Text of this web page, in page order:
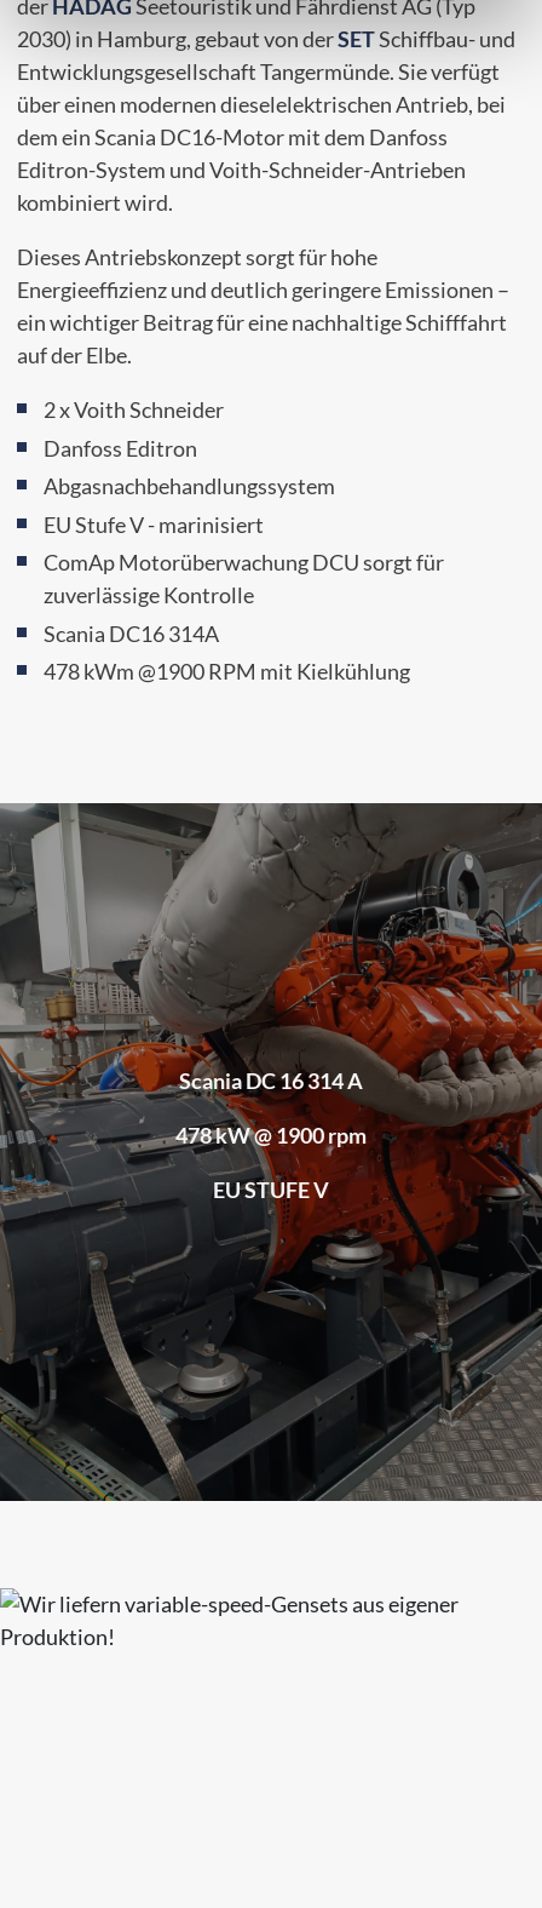
derHADAGSeetouristik und Fährdienst AG (Typ
2030) in Hamburg, gebaut von derSETSchiffbau- und
Entwicklungsgesellschaft Tangermünde. Sie verfügt
über einen modernen dieselelektrischen Antrieb, bei
dem ein Scania DC16-Motor mit dem Danfoss
Editron-System und Voith-Schneider-Antrieben
kombiniert wird.
Dieses Antriebskonzept sorgt für hohe
Energieeffizienz und deutlich geringere Emissionen –
ein wichtiger Beitrag für eine nachhaltige Schifffahrt
auf der Elbe.
2 x Voith Schneider
Danfoss Editron
Abgasnachbehandlungssystem
EU Stufe V - marinisiert
ComAp Motorüberwachung DCU sorgt für
zuverlässige Kontrolle
Scania DC16 314A
478 kWm @1900 RPM mit Kielkühlung
Scania DC 16 314 A
478 kW @ 1900 rpm
EU STUFE V